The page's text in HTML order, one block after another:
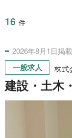
20日間
30日間
31日間
16 件
2026年8月1日掲載
一般求人 株式
建設・土木